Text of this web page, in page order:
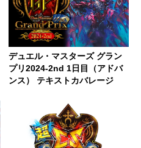
デュエル・マスターズ グラン
プリ2024-2nd 1日目（アドバ
ンス） テキストカバレージ